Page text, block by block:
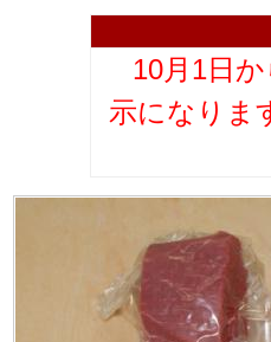
10月1日
示になりま